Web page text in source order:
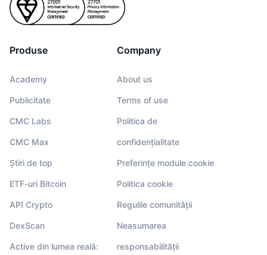
Produse
Academy
Publicitate
CMC Labs
CMC Max
Știri de top
ETF-uri Bitcoin
API Crypto
DexScan
Active din lumea reală:
Company
About us
Terms of use
Politica de
confidențialitate
Preferințe module cookie
Politica cookie
Regulile comunității
Neasumarea
responsabilității